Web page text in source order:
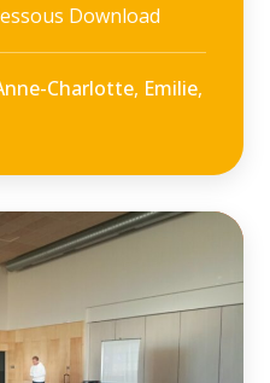
Download
Charlotte, Emilie,